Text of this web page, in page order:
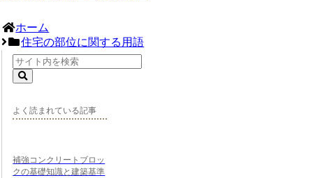
ホーム
住宅の部位に関する用語
よく読まれている記事
補強コンクリートブロッ
クの基礎知識と建築基準